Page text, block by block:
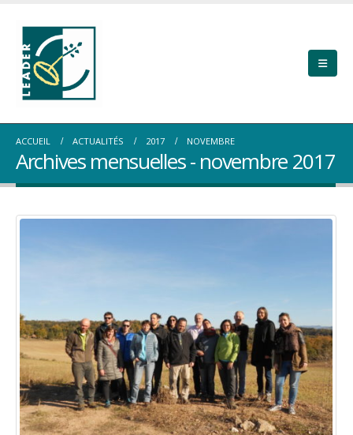
ACCUEIL ACTUALITÉS 2017 NOVEMBRE
Archives mensuelles - novembre 2017